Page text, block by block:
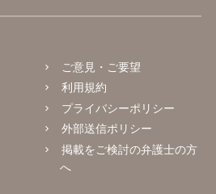
ご意見・ご要望
利用規約
プライバシーポリシー
外部送信ポリシー
掲載をご検討の弁護士の方
へ